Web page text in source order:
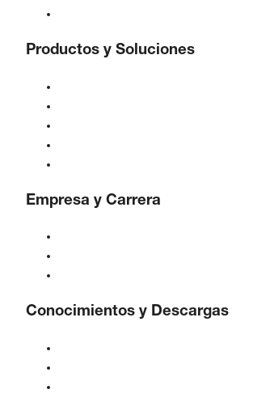
Productos y Soluciones
Empresa y Carrera
Conocimientos y Descargas